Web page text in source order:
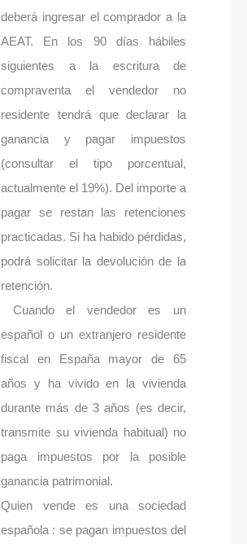
deberá ingresar el comprador a la
AEAT. En los 90 días hábiles
siguientes a la escritura de
compraventa el vendedor no
residente tendrá que declarar la
ganancia y pagar impuestos
(consultar el tipo porcentual,
actualmente el 19%). Del importe a
pagar se restan las retenciones
practicadas. Si ha habido pérdidas,
podrá solicitar la devolución de la
retención.
Cuando el vendedor es un
español o un extranjero residente
fiscal en España mayor de 65
años y ha vivido en la vivienda
durante más de 3 años (es decir,
transmite su vivienda habitual) no
paga impuestos por la posible
ganancia patrimonial.
Quien vende es una sociedad
española : se pagan impuestos del